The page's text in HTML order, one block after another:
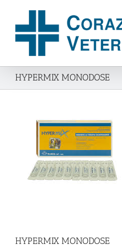
contenuto
HYPERMIX MONODOSE
HYPERMIX MONODOSE